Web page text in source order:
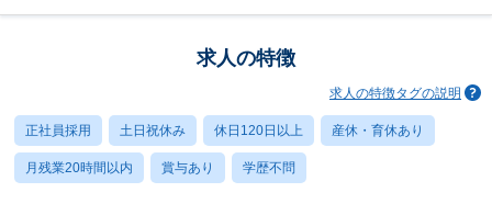
求人の特徴
求人の特徴タグの説明
正社員採用 土日祝休み 休日120日以上 産休・育休あり
月残業20時間以内 賞与あり 学歴不問